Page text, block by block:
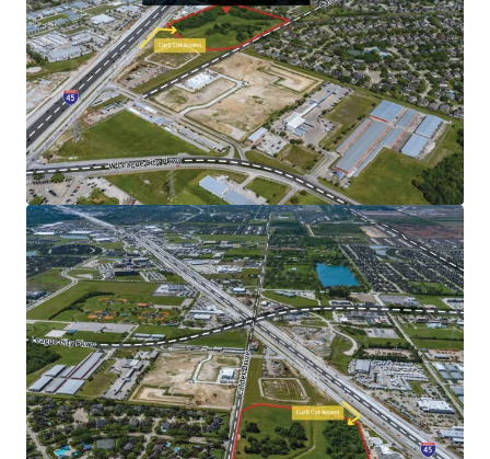
community
Premier location along I-45 just southwest of the
Johnson Space Center
Unmatched development potential
Abundance of recreational amenities
Human spaceflight capital of the world